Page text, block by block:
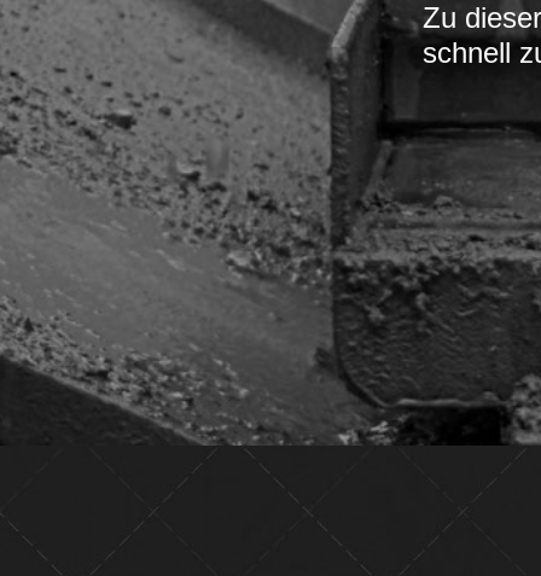
Zu
schnell